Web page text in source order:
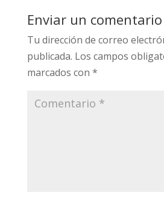
Enviar un comentario
Tu dirección de correo
publicada. Los campos
marcados con *